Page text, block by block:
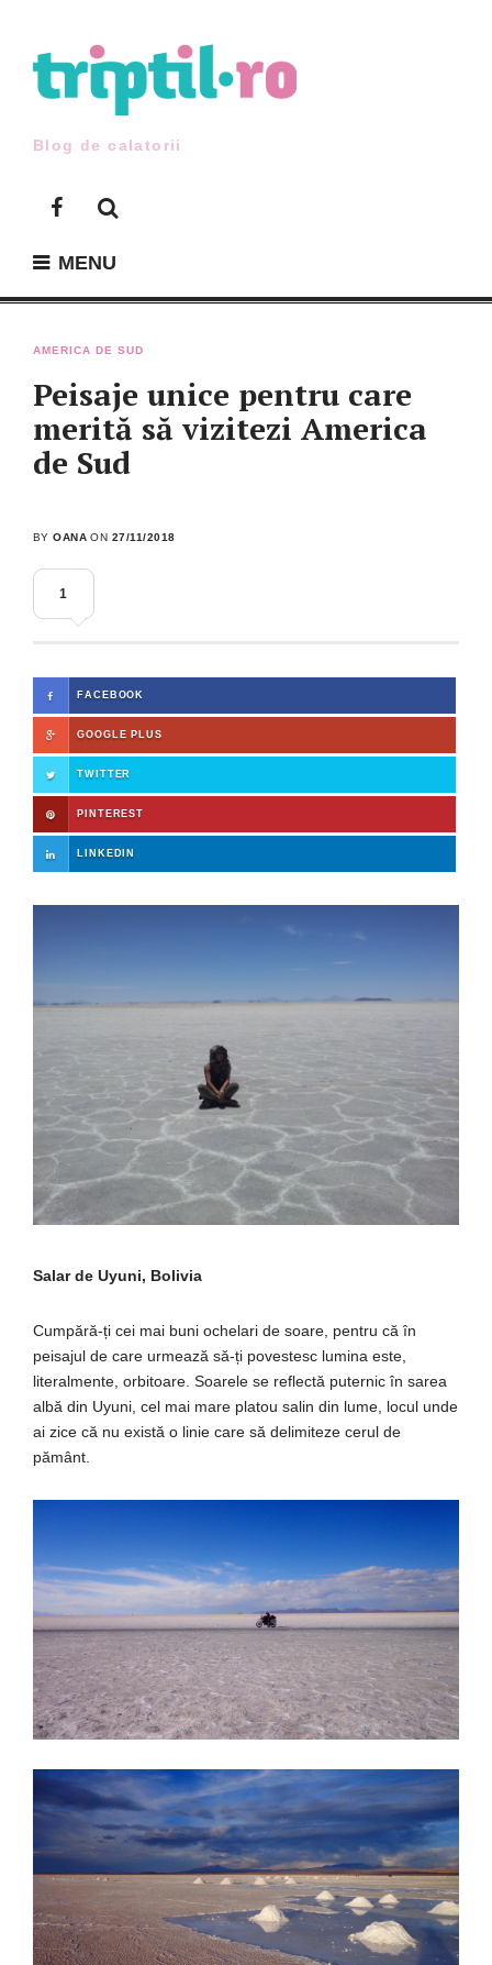
content
Blog de calatorii
Facebook
MENU
AMERICA DE SUD
Peisaje unice pentru care
merită să vizitezi America
de Sud
BYOANA ON 27/11/2018
1
FACEBOOK
GOOGLE PLUS
TWITTER
PINTEREST
LINKEDIN
Salar de Uyuni, Bolivia
Cumpără-ți cei mai buni ochelari de soare, pentru că în
peisajul de care urmează să-ți povestesc lumina este,
literalmente, orbitoare. Soarele se reflectă puternic în sarea
albă din Uyuni, cel mai mare platou salin din lume, locul unde
ai zice că nu există o linie care să delimiteze cerul de
pământ.